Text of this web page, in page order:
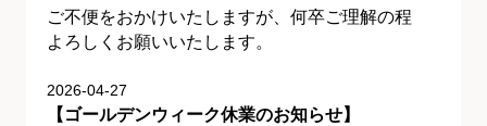
ご不便をおかけいたしますが、何卒ご理解の程
よろしくお願いいたします。
2026-04-27
【ゴールデンウィーク休業のお知らせ】